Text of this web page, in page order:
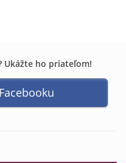
Ukážte ho priateľom!